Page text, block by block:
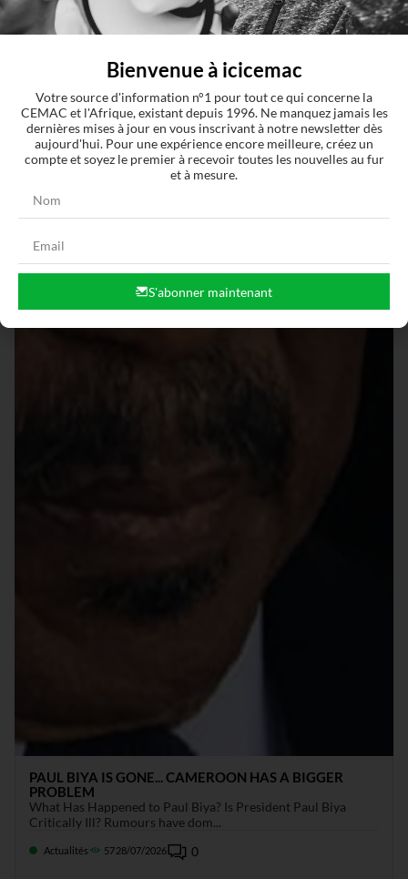
PAUL BIYA IS GONE... CAMEROON HAS A BIGGER
PROBLEM
What Has Happened to Paul Biya? Is President Paul Biya
Critically Ill? Rumours have dom...
Actualités 5728/07/2026 0
Bienvenue à icicemac
Votre source d'information n°1 pour tout ce qui concerne la
CEMAC et l'Afrique, existant depuis 1996. Ne manquez jamais les
dernières mises à jour en vous inscrivant à notre newsletter dès
aujourd'hui. Pour une expérience encore meilleure, créez un
compte et soyez le premier à recevoir toutes les nouvelles au fur
et à mesure.
S'abonner maintenant